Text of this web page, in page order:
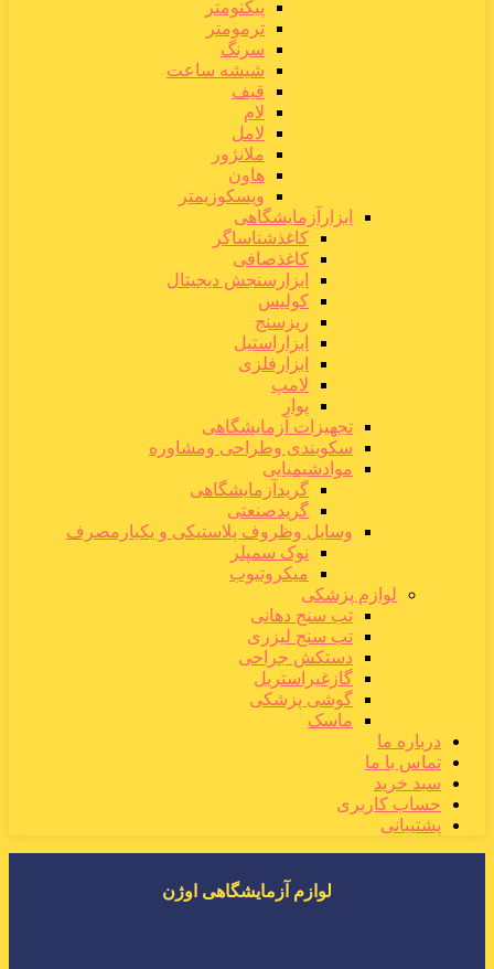
پیکنومتر
ترمومتر
سرنگ
شیشه ساعت
قیف
لام
لامل
ملانژور
هاون
ویسکوزیمتر
ابزارآزمایشگاهی
کاغذشناساگر
کاغذصافی
ابزارسنجش دیجیتال
کولیس
ریزسنج
ابزاراستیل
ابزارفلزی
لامپ
پوار
تجهیزات آزمایشگاهی
سکوبندی وطراحی ومشاوره
موادشیمیایی
گریدآزمایشگاهی
گریدصنعتی
وسایل وظروف پلاستیکی و یکبارمصرف
نوک سمپلر
میکروتیوب
لوازم پزشکی
تب سنج دهانی
تب سنج لیزری
دستکش جراحی
گازغیراستریل
گوشی پزشکی
ماسک
درباره ما
تماس با ما
سبد خرید
حساب کاربری
پشتیبانی
لوازم آزمایشگاهی اوژن